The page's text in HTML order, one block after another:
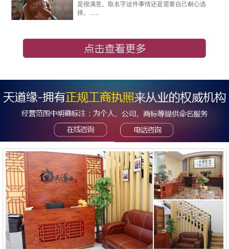
是很满意。取名字这件事情还是需要自己耐心选
择。......